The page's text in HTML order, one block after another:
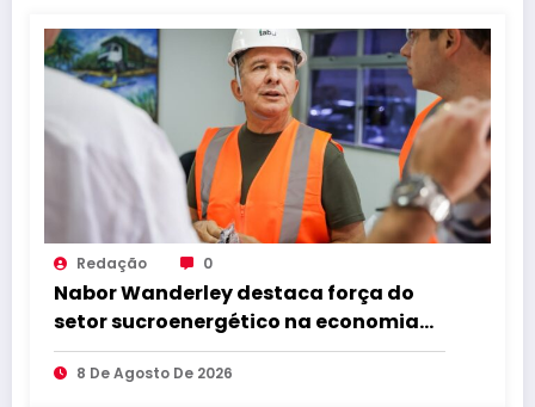
Redação 0
Nabor Wanderley destaca força do
setor sucroenergético na economia
da Paraíba durante visita à Destilaria
Tabu
8 De Agosto De 2026